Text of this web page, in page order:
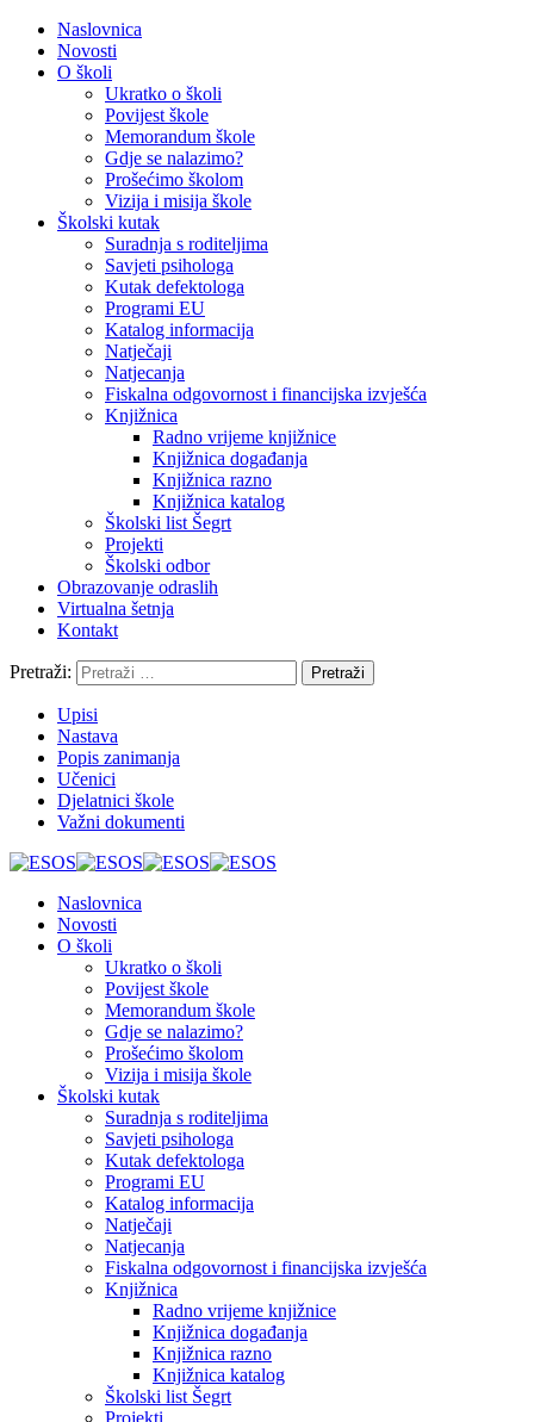
Naslovnica
Novosti
O školi
Ukratko o školi
Povijest škole
Memorandum škole
Gdje se nalazimo?
Prošećimo školom
Vizija i misija škole
Školski kutak
Suradnja s roditeljima
Savjeti psihologa
Kutak defektologa
Programi EU
Katalog informacija
Natječaji
Natjecanja
Fiskalna odgovornost i financijska izvješća
Knjižnica
Radno vrijeme knjižnice
Knjižnica događanja
Knjižnica razno
Knjižnica katalog
Školski list Šegrt
Projekti
Školski odbor
Obrazovanje odraslih
Virtualna šetnja
Kontakt
Pretraži:
Upisi
Nastava
Popis zanimanja
Učenici
Djelatnici škole
Važni dokumenti
Naslovnica
Novosti
O školi
Ukratko o školi
Povijest škole
Memorandum škole
Gdje se nalazimo?
Prošećimo školom
Vizija i misija škole
Školski kutak
Suradnja s roditeljima
Savjeti psihologa
Kutak defektologa
Programi EU
Katalog informacija
Natječaji
Natjecanja
Fiskalna odgovornost i financijska izvješća
Knjižnica
Radno vrijeme knjižnice
Knjižnica događanja
Knjižnica razno
Knjižnica katalog
Školski list Šegrt
Projekti